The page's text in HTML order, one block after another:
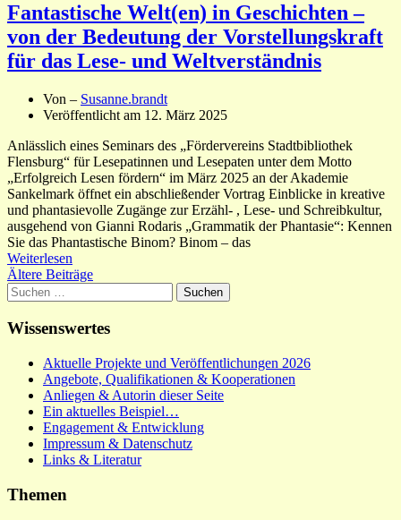
Fantastische Welt(en) in Geschichten –
von der Bedeutung der Vorstellungskraft
für das Lese- und Weltverständnis
Von – Susanne.brandt
Veröffentlicht am 12. März 2025
Anlässlich eines Seminars des „Fördervereins Stadtbibliothek
Flensburg“ für Lesepatinnen und Lesepaten unter dem Motto
„Erfolgreich Lesen fördern“ im März 2025 an der Akademie
Sankelmark öffnet ein abschließender Vortrag Einblicke in kreative
und phantasievolle Zugänge zur Erzähl- , Lese- und Schreibkultur,
ausgehend von Gianni Rodaris „Grammatik der Phantasie“: Kennen
Sie das Phantastische Binom? Binom – das
Weiterlesen
Beitragsnavigation
Ältere Beiträge
Suchen
nach:
Wissenswertes
Aktuelle Projekte und Veröffentlichungen 2026
Angebote, Qualifikationen & Kooperationen
Anliegen & Autorin dieser Seite
Ein aktuelles Beispiel…
Engagement & Entwicklung
Impressum & Datenschutz
Links & Literatur
Themen